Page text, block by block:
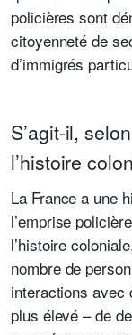
policières sont
citoyenneté de
d’immigrés
S’agit-il,
l’histoire
La France a une
l’emprise
l’histoire
nombre de
interactions avec
plus élevé – de